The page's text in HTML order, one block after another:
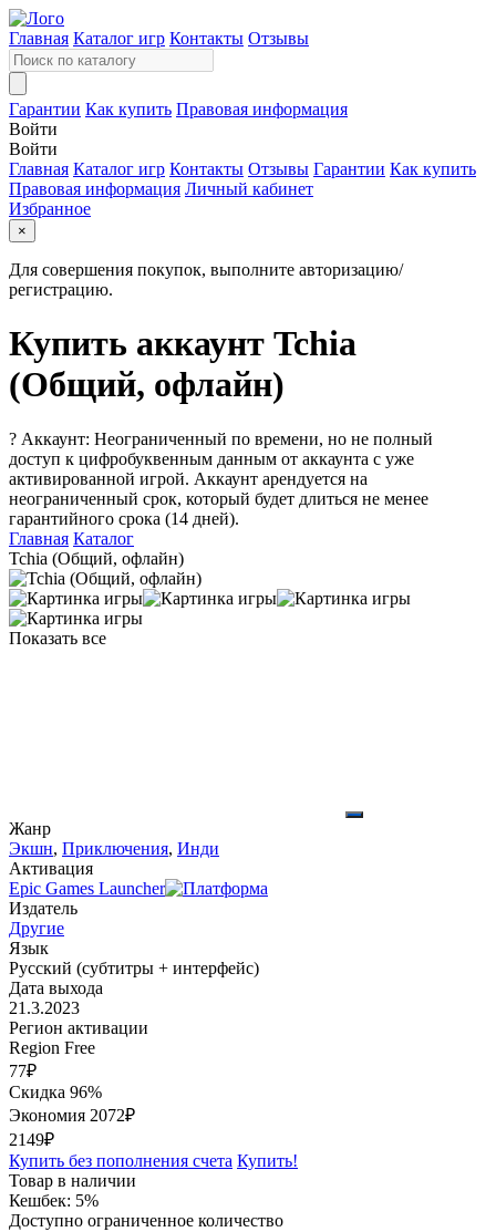
Главная Каталог игр Контакты Отзывы
Гарантии Как купить Правовая информация
Войти
Войти
Главная Каталог игр Контакты Отзывы Гарантии Как купить
Правовая информация Личный кабинет
Избранное
×
Для совершения покупок, выполните авторизацию/
регистрацию.
Купить аккаунт Tchia
(Общий, офлайн)
? Аккаунт: Неограниченный по времени, но не полный
доступ к цифробуквенным данным от аккаунта с уже
активированной игрой. Аккаунт арендуется на
неограниченный срок, который будет длиться не менее
гарантийного срока (14 дней).
Главная Каталог
Tchia (Общий, офлайн)
Показать все
Жанр
Экшн, Приключения, Инди
Активация
Epic Games Launcher
Издатель
Другие
Язык
Русский (субтитры + интерфейс)
Дата выхода
21.3.2023
Регион активации
Region Free
77₽
Скидка 96%
Экономия 2072₽
2149₽
Купить без пополнения счета Купить!
Товар в наличии
Кешбек: 5%
Доступно ограниченное количество